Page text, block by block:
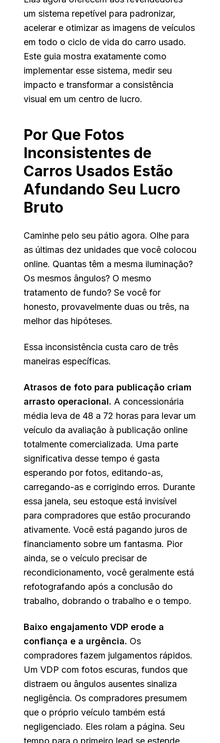
um sistema repetível para padronizar,
acelerar e otimizar as imagens de veículos
em todo o ciclo de vida do carro usado.
Este guia mostra exatamente como
implementar esse sistema, medir seu
impacto e transformar a consistência
visual em um centro de lucro.
Por Que Fotos
Inconsistentes de
Carros Usados Estão
Afundando Seu Lucro
Bruto
Caminhe pelo seu pátio agora. Olhe para
as últimas dez unidades que você colocou
online. Quantas têm a mesma iluminação?
Os mesmos ângulos? O mesmo
tratamento de fundo? Se você for
honesto, provavelmente duas ou três, na
melhor das hipóteses.
Essa inconsistência custa caro de três
maneiras específicas.
Atrasos de foto para publicação criam
arrasto operacional. A concessionária
média leva de 48 a 72 horas para levar um
veículo da avaliação à publicação online
totalmente comercializada. Uma parte
significativa desse tempo é gasta
esperando por fotos, editando-as,
carregando-as e corrigindo erros. Durante
essa janela, seu estoque está invisível
para compradores que estão procurando
ativamente. Você está pagando juros de
financiamento sobre um fantasma. Pior
ainda, se o veículo precisar de
recondicionamento, você geralmente está
refotografando após a conclusão do
trabalho, dobrando o trabalho e o tempo.
Baixo engajamento VDP erode a
confiança e a urgência. Os
compradores fazem julgamentos rápidos.
Um VDP com fotos escuras, fundos que
distraem ou ângulos ausentes sinaliza
negligência. Os compradores presumem
que o próprio veículo também está
negligenciado. Eles rolam a página. Seu
tempo para o primeiro lead se estende.